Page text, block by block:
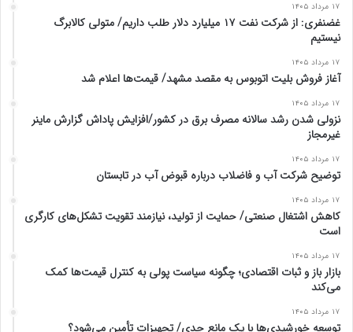
۱۷ مرداد ۱۴۰۵
غضنفری: از شرکت نفت ۱۷ میلیارد دلار طلب داریم/ متولی کالابرگ
نیستیم
۱۷ مرداد ۱۴۰۵
آغاز فروش بلیت اتوبوس به مقصد مشهد/ قیمت‌ها اعلام شد
۱۷ مرداد ۱۴۰۵
نزولی شدن رشد سالانه مصرف برق در کشور/افزایش پاداش گزارش ماینر
غیرمجاز
۱۷ مرداد ۱۴۰۵
توضیح شرکت آب و فاضلاب درباره قبوض آب در تابستان
۱۷ مرداد ۱۴۰۵
کاهش اشتغال صنعتی/ حمایت از تولید، نیازمند تقویت تشکل‌های کارگری
است
۱۷ مرداد ۱۴۰۵
بازار باز و ثبات اقتصادی؛ چگونه سیاست پولی به کنترل قیمت‌ها کمک
می‌کند
۱۷ مرداد ۱۴۰۵
توسعه خورشیدی‌ها با یک مانع جدی/ تجهیزات تأمین می‌شود؟